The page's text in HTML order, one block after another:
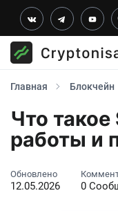
Главная Блокчейн
Что такое
работы и
Обновлено
12.05.2026 0